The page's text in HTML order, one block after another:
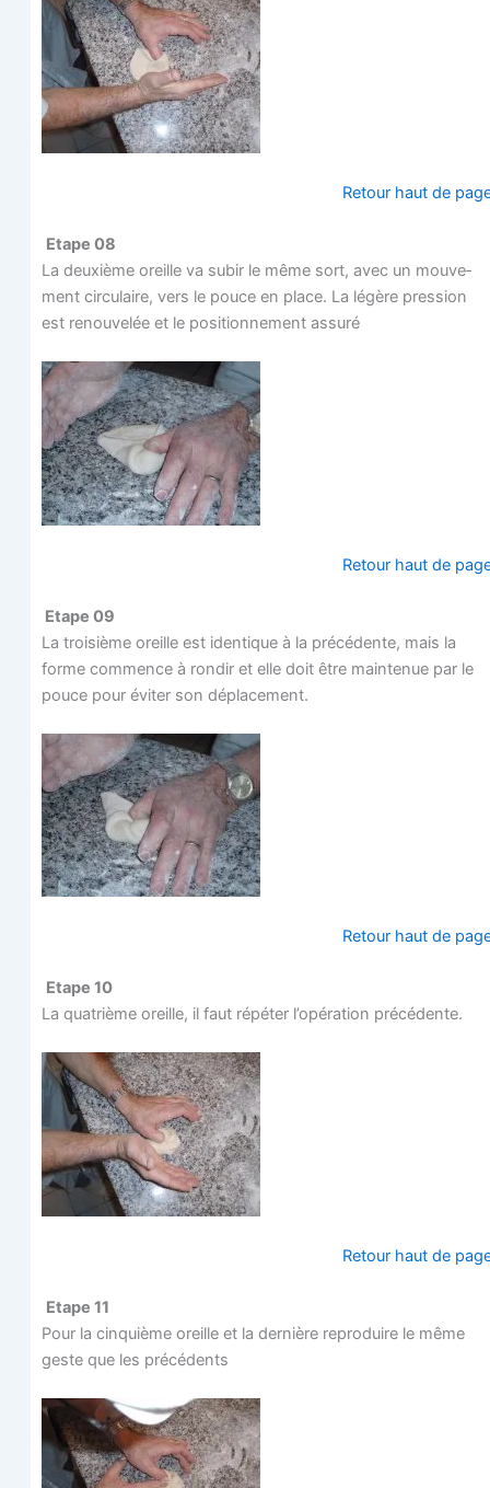
Retour haut de
Etape 08
La deuxième oreille va subir le même sort, avec un mou­ve­
ment cir­cu­laire, vers le pouce en place. La légère pres­sion
est renou­ve­lée et le posi­tion­ne­ment assuré
Retour haut de
Etape 09
La troi­sième oreille est iden­tique à la pré­cé­dente, mais la
forme com­mence à ron­dir et elle doit être main­te­nue par le
pouce pour évi­ter son déplacement.
Retour haut de
Etape 10
La qua­trième oreille, il faut répé­ter l’opération précédente.
Retour haut de
Etape 11
Pour la cin­quième oreille et la der­nière repro­duire le même
geste que les précédents